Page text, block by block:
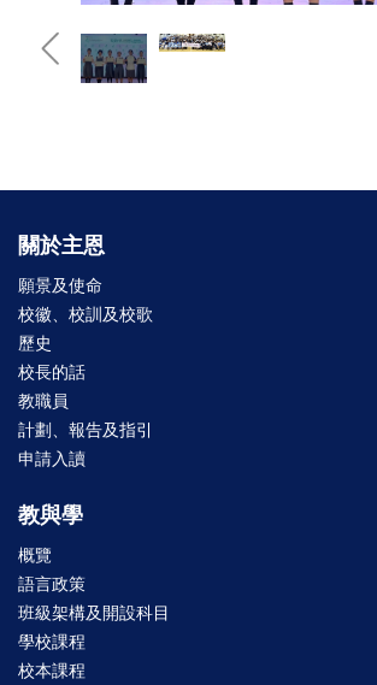
關於主恩
願景及使命
校徽、校訓及校歌
歷史
校長的話
教職員
計劃、報告及指引
申請入讀
教與學
概覽
語言政策
班級架構及開設科目
學校課程
校本課程